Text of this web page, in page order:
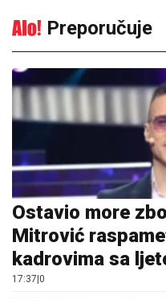
Preporučuje
Ostavio more
Mitrović
kadrovima sa
17:37 0